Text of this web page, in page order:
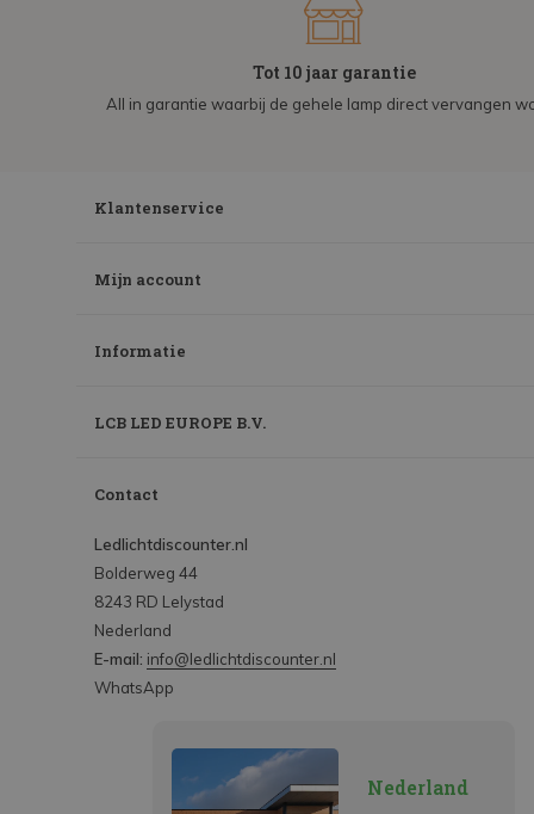
Tot 10 jaar garantie
All in garantie waarbij de gehele lamp direct vervangen
Klantenservice
Mijn account
Informatie
LCB LED EUROPE B.V.
Contact
Ledlichtdiscounter.nl
Bolderweg 44
8243 RD Lelystad
Nederland
E-mail: info@ledlichtdiscounter.nl
WhatsApp
Nederland